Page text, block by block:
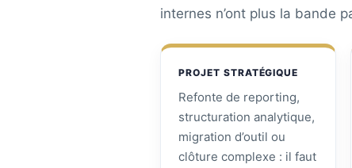
internes n’ont plus la bande
PROJET STRATÉGIQUE
Refonte de reporting,
structuration analytique,
migration d’outil ou
clôture complexe : il faut